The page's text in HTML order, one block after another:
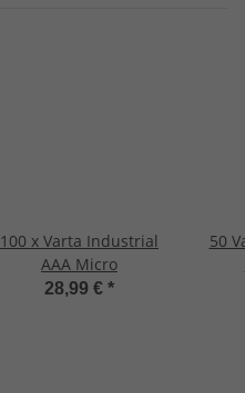
100 x Varta Industrial
AAA Micro
28,99 € *
50